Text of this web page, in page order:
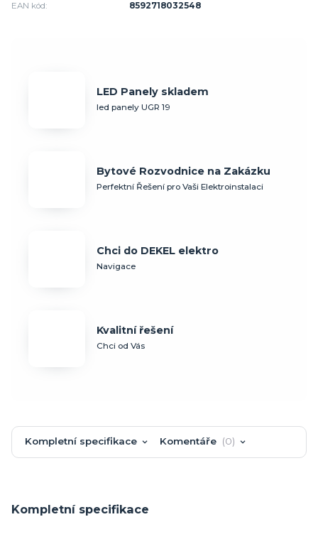
EAN kód:
8592718032548
LED Panely skladem
led panely UGR 19
Bytové Rozvodnice na Zakázku
Perfektní Řešení pro Vaši Elektroinstalaci
Chci do DEKEL elektro
Navigace
Kvalitní řešení
Chci od Vás
Kompletní specifikace Komentáře 0
Kompletní specifikace